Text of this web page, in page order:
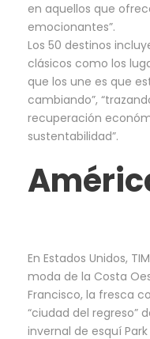
en aquellos que
emocionantes”.
Los 50 destinos
clásicos como los
que los une es que
cambiando”,
recuperación
sustentabilidad”.
En Estados Unidos,
moda de la Costa
Francisco, la fresca
“ciudad del regreso”
invernal de esquí